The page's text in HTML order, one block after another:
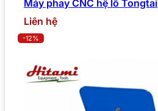
Máy phay CNC hệ lỗ Tongtai
Liên hệ
-12%